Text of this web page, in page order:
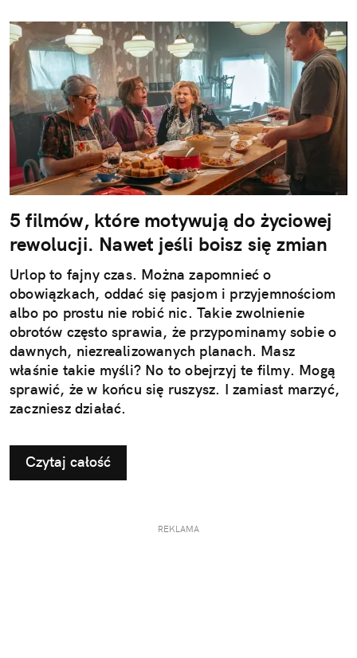
5 filmów, które motywują do życiowej
rewolucji. Nawet jeśli boisz się zmian
Urlop to fajny czas. Można zapomnieć o
obowiązkach, oddać się pasjom i przyjemnościom
albo po prostu nie robić nic. Takie zwolnienie
obrotów często sprawia, że przypominamy sobie o
dawnych, niezrealizowanych planach. Masz
właśnie takie myśli? No to obejrzyj te filmy. Mogą
sprawić, że w końcu się ruszysz. I zamiast marzyć,
zaczniesz działać.
Czytaj całość
REKLAMA